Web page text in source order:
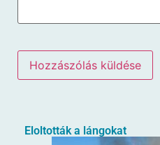
Eloltották a lángokat